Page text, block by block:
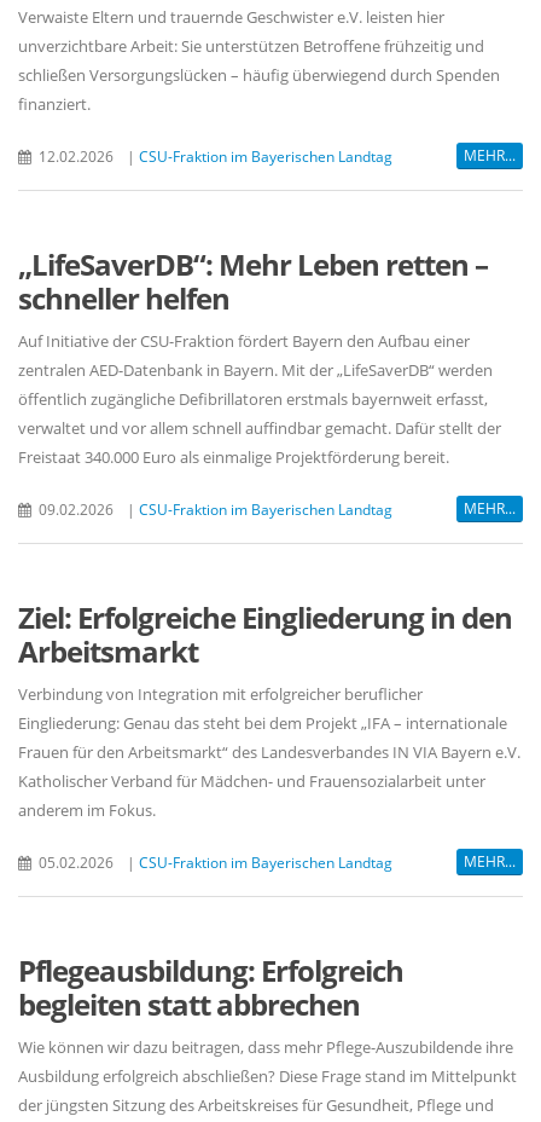
Verwaiste Eltern und trauernde Geschwister e.V. leisten hier
unverzichtbare Arbeit: Sie unterstützen Betroffene frühzeitig und
schließen Versorgungslücken – häufig überwiegend durch Spenden
finanziert.
12.02.2026 | CSU-Fraktion im Bayerischen Landtag MEHR...
LifeSaverDB“: Mehr Leben retten –
schneller helfen
Auf Initiative der CSU-Fraktion fördert Bayern den Aufbau einer
zentralen AED-Datenbank in Bayern. Mit der „LifeSaverDB“ werden
öffentlich zugängliche Defibrillatoren erstmals bayernweit erfasst,
verwaltet und vor allem schnell auffindbar gemacht. Dafür stellt der
Freistaat 340.000 Euro als einmalige Projektförderung bereit.
09.02.2026 | CSU-Fraktion im Bayerischen Landtag MEHR...
Ziel: Erfolgreiche Eingliederung in den
Arbeitsmarkt
Verbindung von Integration mit erfolgreicher beruflicher
Eingliederung: Genau das steht bei dem Projekt „IFA – internationale
Frauen für den Arbeitsmarkt“ des Landesverbandes IN VIA Bayern e.V.
Katholischer Verband für Mädchen- und Frauensozialarbeit unter
anderem im Fokus.
05.02.2026 | CSU-Fraktion im Bayerischen Landtag MEHR...
Pflegeausbildung: Erfolgreich
begleiten statt abbrechen
Wie können wir dazu beitragen, dass mehr Pflege-Auszubildende ihre
Ausbildung erfolgreich abschließen? Diese Frage stand im Mittelpunkt
der jüngsten Sitzung des Arbeitskreises für Gesundheit, Pflege und